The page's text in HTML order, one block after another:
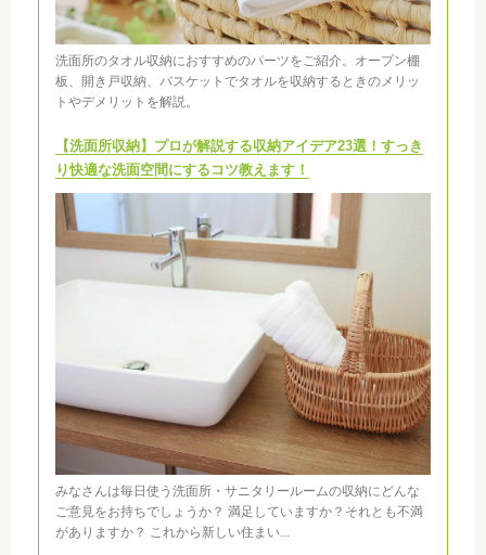
洗面所のタオル収納におすすめのパーツをご紹介。オープン棚
板、開き戸収納、バスケットでタオルを収納するときのメリッ
トやデメリットを解説。
【洗面所収納】プロが解説する収納アイデア23選！すっき
り快適な洗面空間にするコツ教えます！
みなさんは毎日使う洗面所・サニタリールームの収納にどんな
ご意見をお持ちでしょうか？ 満足していますか？それとも不満
がありますか？ これから新しい住まい...